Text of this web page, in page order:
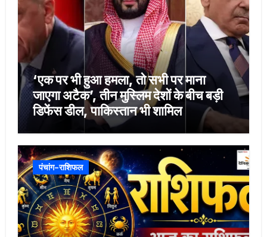
‘एक पर भी हुआ हमला, तो सभी पर माना
जाएगा अटैक’, तीन मुस्लिम देशों के बीच बड़ी
डिफेंस डील, पाकिस्तान भी शामिल
पंचांग-राशिफल